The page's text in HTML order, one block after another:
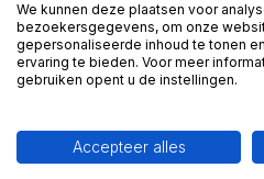
Op voorraad
We kunnen deze plaatsen voor
bezoekersgegevens, om onze
gepersonaliseerde inhoud te tonen
ervaring te bieden. Voor meer
gebruiken opent u de instellingen.
Accepteer alles